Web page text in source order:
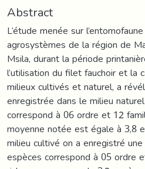
Abstract
L’étude menée sur
agrosystèmes de la région de
Msila, durant la période
l’utilisation du filet fauchoir et la
milieux cultivés et naturel, a
enregistrée dans le milieu
correspond à 06 ordre et 12
moyenne notée est égale à 3,8
milieu cultivé on a enregistré
espèces correspond à 05 ordre